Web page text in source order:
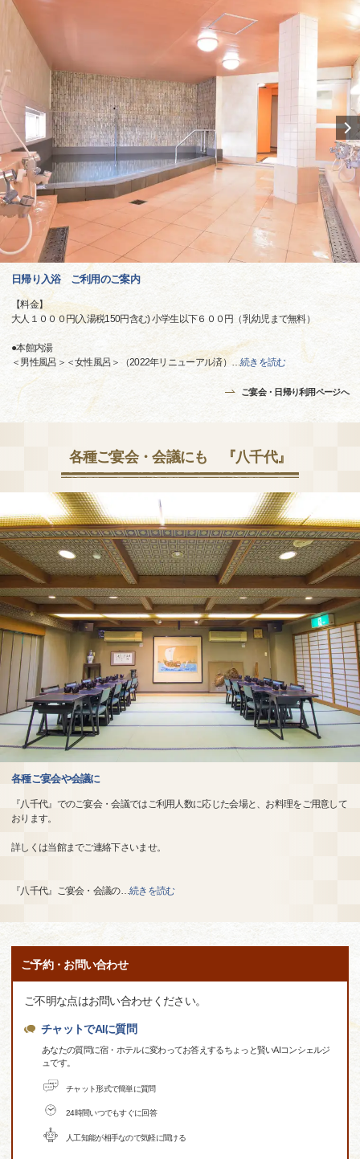
日帰り入浴 ご利用のご案内
【料金】
大人１０００円(入湯税150円含む) 小学生以下６００円（乳幼児まで無料）
●本館内湯
＜男性風呂＞＜女性風呂＞（2022年リニューアル済）
…続きを読む
ご宴会・日帰り利用ページへ
各種ご宴会・会議にも 『八千代』
各種ご宴会や会議に
『八千代』でのご宴会・会議ではご利用人数に応じた会場と、お料理をご用意して
おります。
詳しくは当館までご連絡下さいませ。
『八千代』ご宴会・会議の… 続きを読む
ご予約・お問い合わせ
ご不明な点はお問い合わせください。
チャットでAIに質問
あなたの質問に宿・ホテルに変わってお答えするちょっと賢いAIコンシェルジ
ュです。
チャット形式で簡単に質問
24時間いつでもすぐに回答
人工知能が相手なので気軽に聞ける